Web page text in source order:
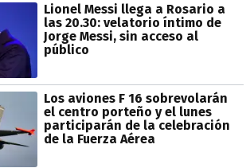
Lionel Messi llega a Rosario a
las 20.30: velatorio íntimo de
Jorge Messi, sin acceso al
público
Los aviones F 16 sobrevolarán
el centro porteño y el lunes
participarán de la celebración
de la Fuerza Aérea